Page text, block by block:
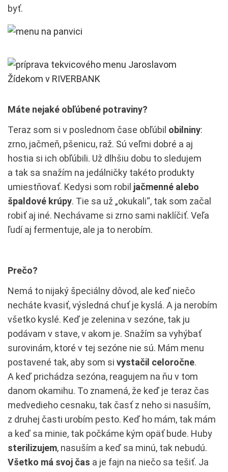
byť.
Máte nejaké obľúbené potraviny?
Teraz som si v poslednom čase obľúbil obilniny:
zrno, jačmeň, pšenicu, raž. Sú veľmi dobré a aj
hostia si ich obľúbili. Už dlhšiu dobu to sledujem
a tak sa snažím na jedálničky takéto produkty
umiestňovať. Kedysi som robil jačmenné alebo
špaldové krúpy. Tie sa už „okukali“, tak som začal
robiť aj iné. Nechávame si zrno sami naklíčiť. Veľa
ľudí aj fermentuje, ale ja to nerobím.
Prečo?
Nemá to nijaký špeciálny dôvod, ale keď niečo
necháte kvasiť, výsledná chuť je kyslá. A ja nerobím
všetko kyslé. Keď je zelenina v sezóne, tak ju
podávam v stave, v akom je. Snažím sa vyhýbať
surovinám, ktoré v tej sezóne nie sú. Mám menu
postavené tak, aby som si vystačil celoročne.
A keď prichádza sezóna, reagujem na ňu v tom
danom okamihu. To znamená, že keď je teraz čas
medvedieho cesnaku, tak časť z neho si nasuším,
z druhej časti urobím pesto. Keď ho mám, tak mám
a keď sa minie, tak počkáme kým opäť bude. Huby
sterilizujem, nasuším a keď sa minú, tak nebudú.
Všetko má svoj čas a je fajn na niečo sa tešiť. Ja